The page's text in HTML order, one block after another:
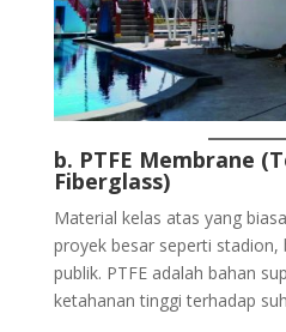
b. PTFE Membrane
Fiberglass)
Material kelas atas yang
proyek besar seperti stadion,
publik. PTFE adalah bahan
ketahanan tinggi terhadap